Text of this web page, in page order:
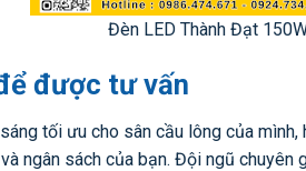
Đèn LED Thành Đạt
được tư vấn
tối ưu cho sân cầu lông của
ngân sách của bạn. Đội ngũ